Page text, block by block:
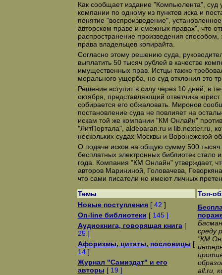
Как сообщает издание "Компьюлента", суд
компании по одному из пунктов иска и
понятие "воспроизведение",
авторском праве и смежных правах", что
распространение произведения
права владельцев копирайта.
Согласно этому решению суда,
выплатить 50 тысяч рублей в качестве
имущественных прав. Истцы также
морального ущерба, но суд отклонил это
Решение вступит в силу через 10 дней, в
октября, представляющий ответчика
собирается его обжаловать. Миронов
постановление суда не повлияет на
искам той же компании "КМ Онлайн"
"ЛитПортала", aldebaran.ru и lib.nexter.ru,
нескольких судах Москвы и Воронежской
О подаче исков на общую сумму 500 тысяч
бесплатных электронных библиотек стало
года. Компания "КМ Онлайн" утверждает,
авторов Марининой, Головачева,
что сами писатели не имеют личных
Темы
Топ-
Новые поступления[ 42 ]
On-line библиотеки [ 145 ]
Аудиокнига, говорящая книга[
25 ]
Афоризмы, цитаты, пословицы [
14 ]
Журнал "Самиздат" и его
авторы [ 19 ]
среду
"КМ
all.ru,